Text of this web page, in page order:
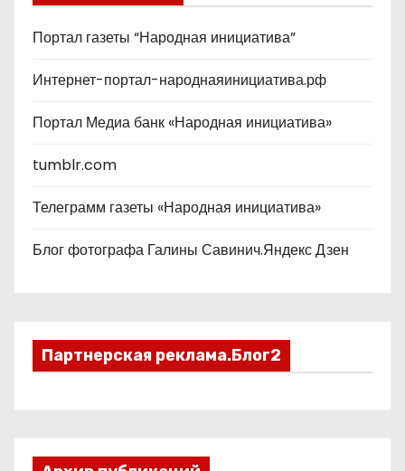
Портал газеты “Народная инициатива”
Интернет-портал-народнаяинициатива.рф
Портал Медиа банк «Народная инициатива»
tumblr.com
Телеграмм газеты «Народная инициатива»
Блог фотографа Галины Савинич.Яндекс Дзен
Партнерская реклама.Блог2